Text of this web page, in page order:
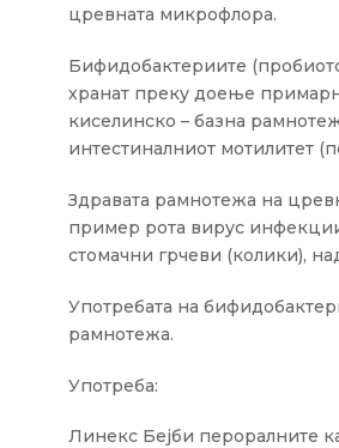
цревната микрофлора.
Бифидобактериите
хранат преку доење
киселинско – базна
интестиналниот мотилитет
Здравата рамнотежа на
пример рота вирус
стомачни грчеви (колики),
Употребата на
рамнотежа.
Употреба:
Линекс Бејби пероралните